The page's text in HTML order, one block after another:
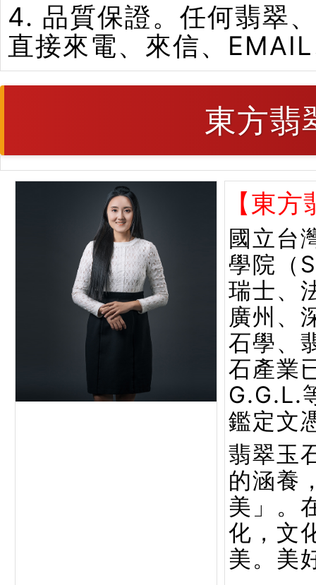
4. 品質保證。任何翡翠
直接來電、來信、
東方翡
【東
國立台
學院（
瑞士、
廣州、
石學、
石產業
G.G.L.
鑑定文
翡翠玉
的涵養
美」。
化，文
美。美